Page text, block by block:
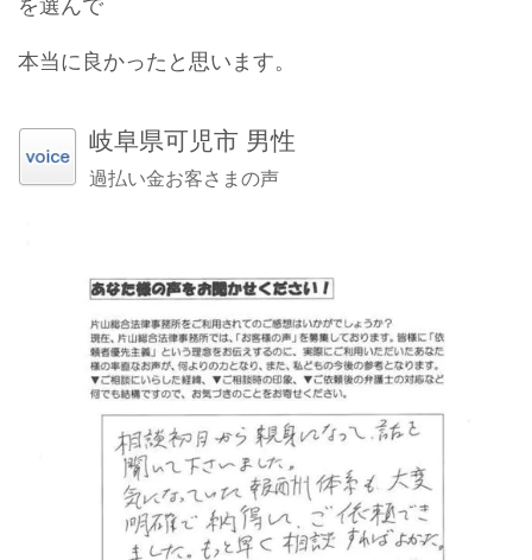
本当に良かったと思います。
岐阜県可児市 男性
過払い金お客さまの声